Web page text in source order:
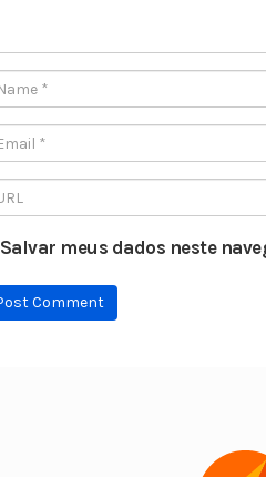
Salvar meus dados neste